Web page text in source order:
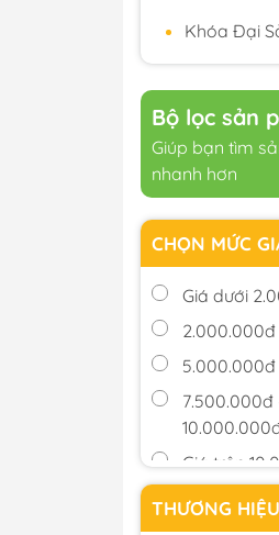
Khóa Đại
Khóa Cửa
Khóa Cơ (5)
Bộ lọc sản
Giúp bạn tìm
nhanh hơn
CHỌN MỨC
Giá dưới
7.500.000đ
Giá trên
THƯƠNG HIỆU